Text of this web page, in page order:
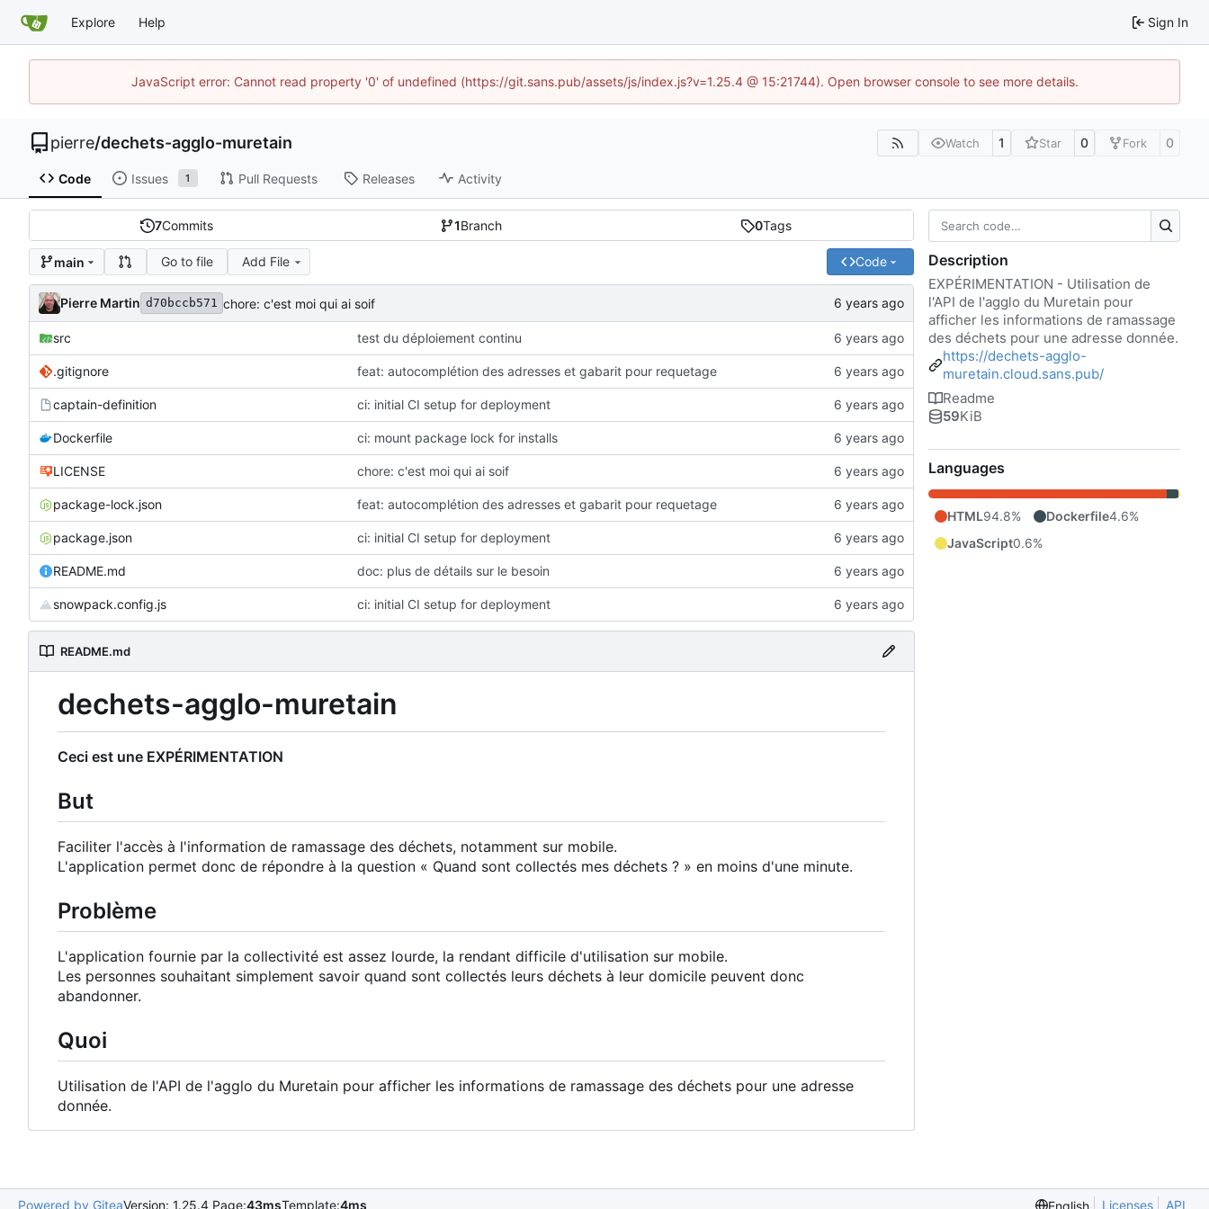
Explore Help Sign In
JavaScript error: Cannot read property '0' of undefined (https://git.sans.pub/assets/js/index.js?v=1.25.4 @ 15:21744). Open browser console to see more details.
pierre/dechets-agglo-muretain Watch 1 Star 0 Fork 0
Code Issues 1 Pull Requests Releases Activity
7Commits 1Branch 0Tags
main Go to file Add File Code
Pierre Martin d70bccb571 chore: c'est moi qui ai soif
src test du déploiement continu
.gitignore feat: autocomplétion des adresses et gabarit pour requetage
captain-definition ci: initial CI setup for deployment
Dockerfile ci: mount package lock for installs
LICENSE chore: c'est moi qui ai soif
package-lock.json feat: autocomplétion des adresses et gabarit pour requetage
package.json ci: initial CI setup for deployment
README.md doc: plus de détails sur le besoin
snowpack.config.js ci: initial CI setup for deployment
README.md
dechets-agglo-muretain
Ceci est une EXPÉRIMENTATION
But
Faciliter l'accès à l'information de ramassage des déchets, notamment sur mobile.
L'application permet donc de répondre à la question « Quand sont collectés mes déchets ? » en moins d'une minute.
Problème
L'application fournie par la collectivité est assez lourde, la rendant difficile d'utilisation sur mobile.
Les personnes souhaitant simplement savoir quand sont collectés leurs déchets à leur domicile peuvent donc
abandonner.
Quoi
Utilisation de l'API de l'agglo du Muretain pour afficher les informations de ramassage des déchets pour une adresse
donnée.
Description
EXPÉRIMENTATION - Utilisation de
l'API de l'agglo du Muretain pour
afficher les informations de ramassage
des déchets pour une adresse donnée.
https://dechets-agglo-
muretain.cloud.sans.pub/
Readme
59KiB
Languages
HTML94.8% Dockerfile4.6%
JavaScript0.6%
Powered by GiteaVersion: 1.25.4 Page:43msTemplate:4ms English Licenses API